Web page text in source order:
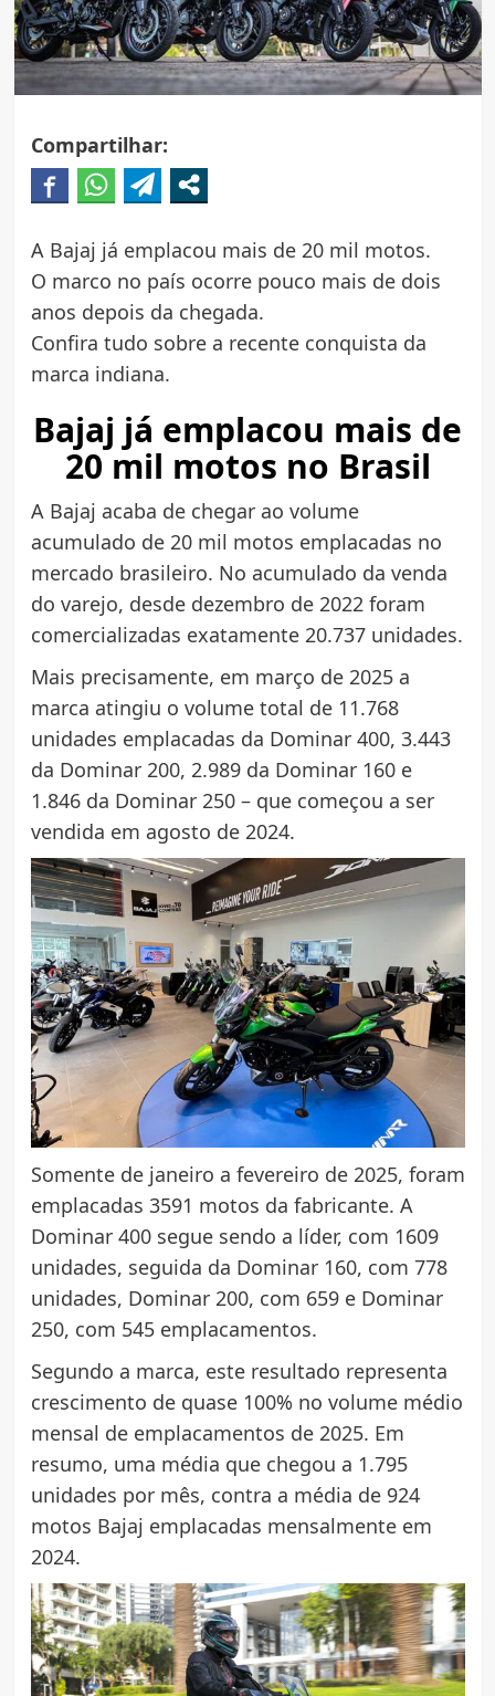
Compartilhar:
A Bajaj já emplacou mais de 20 mil motos.
O marco no país ocorre pouco mais de dois
anos depois da chegada.
Confira tudo sobre a recente conquista da
marca indiana.
Bajaj já emplacou mais de
20 mil motos no Brasil
A Bajaj acaba de chegar ao volume
acumulado de 20 mil motos emplacadas no
mercado brasileiro. No acumulado da venda
do varejo, desde dezembro de 2022 foram
comercializadas exatamente 20.737 unidades.
Mais precisamente, em março de 2025 a
marca atingiu o volume total de 11.768
unidades emplacadas da Dominar 400, 3.443
da Dominar 200, 2.989 da Dominar 160 e
1.846 da Dominar 250 – que começou a ser
vendida em agosto de 2024.
Somente de janeiro a fevereiro de 2025, foram
emplacadas 3591 motos da fabricante. A
Dominar 400 segue sendo a líder, com 1609
unidades, seguida da Dominar 160, com 778
unidades, Dominar 200, com 659 e Dominar
250, com 545 emplacamentos.
Segundo a marca, este resultado representa
crescimento de quase 100% no volume médio
mensal de emplacamentos de 2025. Em
resumo, uma média que chegou a 1.795
unidades por mês, contra a média de 924
motos Bajaj emplacadas mensalmente em
2024.